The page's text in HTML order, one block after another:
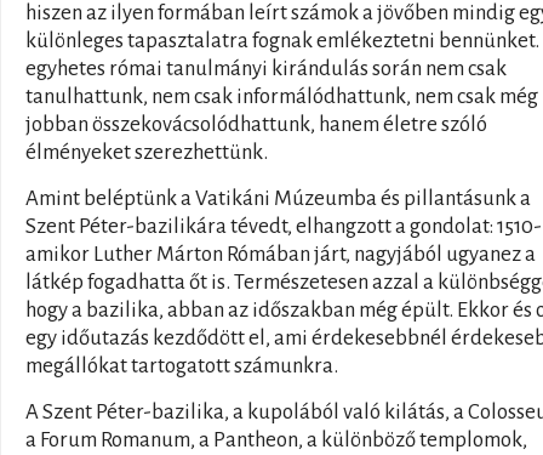
hiszen az ilyen formában leírt számok a jövőben mindig
különleges tapasztalatra fognak emlékeztetni bennünket.
egyhetes római tanulmányi kirándulás során nem csak
tanulhattunk, nem csak informálódhattunk, nem csak még
jobban összekovácsolódhattunk, hanem életre szóló
élményeket szerezhettünk.
Amint beléptünk a Vatikáni Múzeumba és pillantásunk a
Szent Péter-bazilikára tévedt, elhangzott a gondolat:
amikor Luther Márton Rómában járt, nagyjából ugyanez a
látkép fogadhatta őt is. Természetesen azzal a
hogy a bazilika, abban az időszakban még épült. Ekkor és
egy időutazás kezdődött el, ami érdekesebbnél
megállókat tartogatott számunkra.
A Szent Péter-bazilika, a kupolából való kilátás, a
a Forum Romanum, a Pantheon, a különböző templomok,